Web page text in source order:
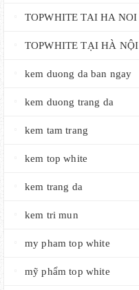
TOPWHITE TAI HA NOI
TOPWHITE TẠI HÀ NỘI
kem duong da ban ngay
kem duong trang da
kem tam trang
kem top white
kem trang da
kem tri mun
my pham top white
mỹ phẩm top white